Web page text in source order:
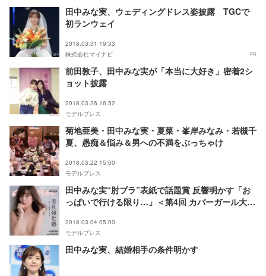
田中みな実、ウェディングドレス姿披露 TGCで
初ランウェイ
2018.03.31 19:33
株式会社マイナビ
PR
前田敦子、田中みな実が「本当に大好き」密着2シ
ョット披露
2018.03.26 16:52
モデルプレス
菊地亜美・田中みな実・夏菜・峯岸みなみ・若槻千
夏、愚痴＆悩み＆男への不満をぶっちゃけ
2018.03.22 15:00
モデルプレス
田中みな実“肘ブラ”表紙で話題賞 反響明かす「お
っぱいで行ける限り…」＜第4回 カバーガール大賞
2018.03.04 05:00
モデルプレス
田中みな実、結婚相手の条件明かす